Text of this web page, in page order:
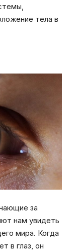
тела в
за
нам увидеть
мира. Когда
в глаз, он